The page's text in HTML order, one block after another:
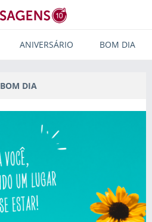
ANIVERSÁRIO BOM DIA
BOM DIA